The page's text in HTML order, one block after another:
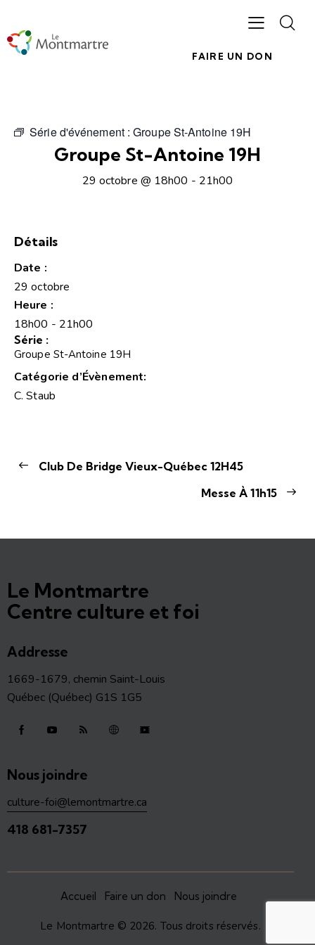
FAIRE UN DON
Série d'événement :Groupe St-Antoine 19H
Groupe St-Antoine 19H
29 octobre @ 18h00 - 21h00
Détails
Date :
29 octobre
Heure :
18h00 - 21h00
Série :
Groupe St-Antoine 19H
Catégorie d’Évènement:
C. Staub
Club De Bridge Vieux-Québec 12H45
Messe À 11h15
Le Montmartre
Centre culture et foi
Addresse
1669-1679, chemin Saint-Louis
Québec (Québec) G1S 1G5
Nous joindre
culture-foi@lemontmartre.ca
418 681-7357
Accueil Faire un don Nous joindre
Le Montmartre © 2026. Tous droits réservés.